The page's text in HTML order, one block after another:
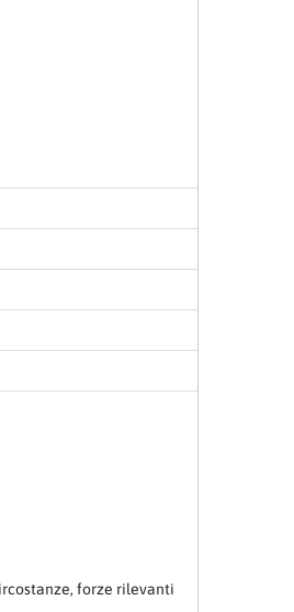
forze rilevanti